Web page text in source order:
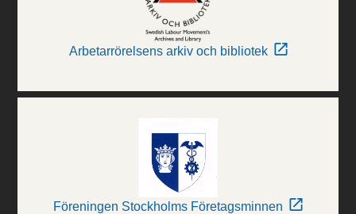
Arbetarrörelsens arkiv och bibliotek
Föreningen Stockholms Företagsminnen